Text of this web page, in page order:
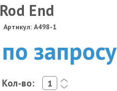
Rod End
Артикул: A498-1
по запросу
Кол-во:
<
>